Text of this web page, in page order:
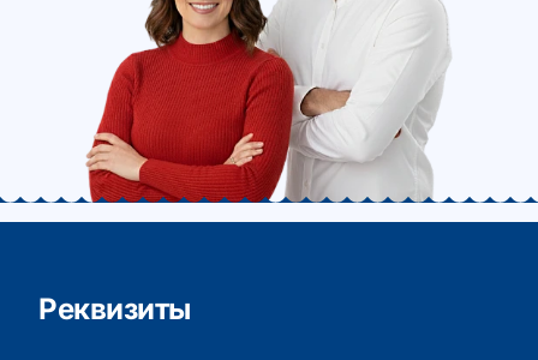
Реквизиты